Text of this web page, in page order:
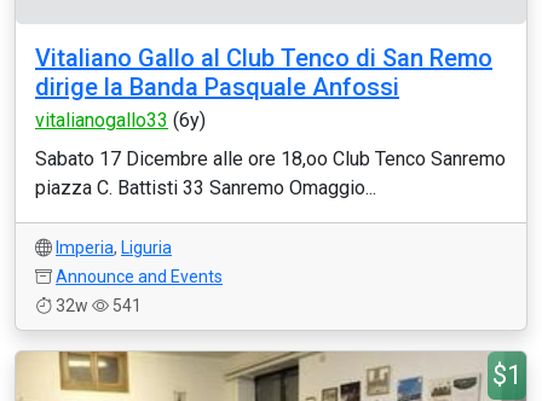
Vitaliano Gallo al Club Tenco di San Remo
dirige la Banda Pasquale Anfossi
vitalianogallo33 (6y)
Sabato 17 Dicembre alle ore 18,oo Club Tenco Sanremo
piazza C. Battisti 33 Sanremo Omaggio...
Imperia, Liguria
Announce and Events
32w
541
$1